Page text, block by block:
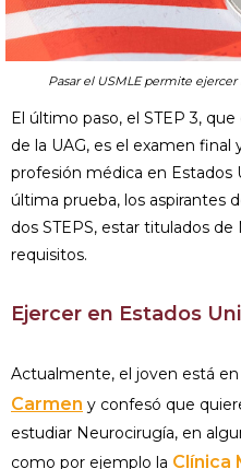
Pasar el USMLE permite
El último paso, el STEP 3,
de la UAG, es el examen final
profesión médica en Estados
última prueba, los aspirantes
dos STEPS, estar titulados
requisitos.
Ejercer en Estados
Actualmente, el joven está en
Carmen y confesó que
estudiar Neurocirugía, en
como por ejemplo la Clínica